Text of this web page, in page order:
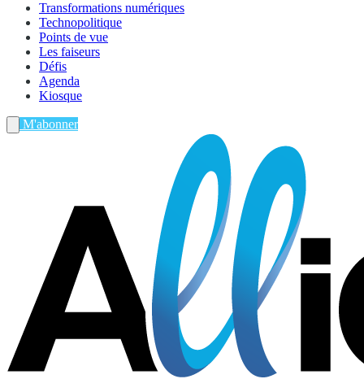
Transformations numériques
Technopolitique
Points de vue
Les faiseurs
Défis
Agenda
Kiosque
M'abonner